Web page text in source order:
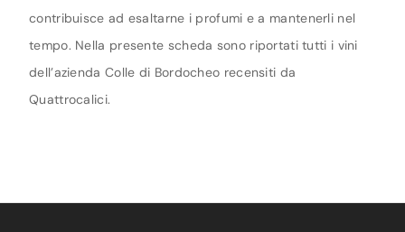
contribuisce ad esaltarne i profumi e a mantenerli nel
tempo. Nella presente scheda sono riportati tutti i vini
dell’azienda Colle di Bordocheo recensiti da
Quattrocalici.